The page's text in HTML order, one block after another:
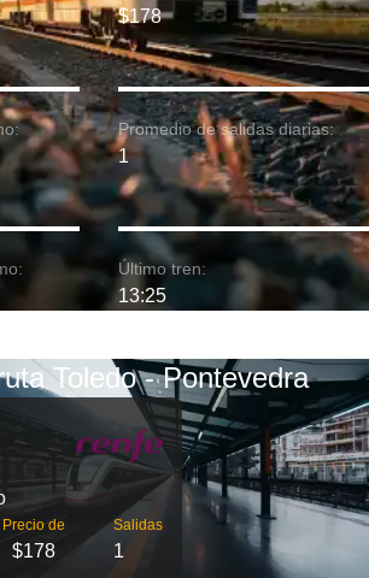
$178
Promedio de salidas diarias:
1
Último tren:
13:25
Toledo - Pontevedra
Precio de
$178
Salidas
1